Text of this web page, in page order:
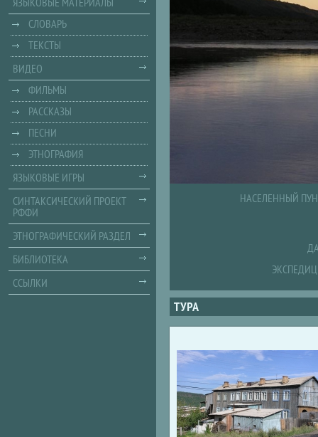
НАСЕЛЕННЫЙ
ТУРА
СЛОВАРЬ
ТЕКСТЫ
ВИДЕО
ФИЛЬМЫ
РАССКАЗЫ
ПЕСНИ
ЭТНОГРАФИЯ
ЯЗЫКОВЫЕ ИГРЫ
СИНТАКСИЧЕСКИЙ ПРОЕКТ
РФФИ
ЭТНОГРАФИЧЕСКИЙ РАЗДЕЛ
БИБЛИОТЕКА
ССЫЛКИ